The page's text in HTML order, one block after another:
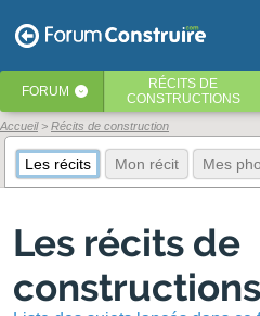
FORUM ‹ RÉCITS DE
CONSTRUCTIONS
Accueil Récits de construction
Les récits Mon récit Mes
Les récits de